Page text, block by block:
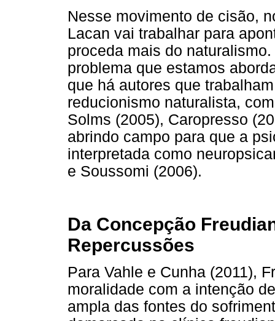
Nesse movimento de cisão,
Lacan vai trabalhar para
proceda mais do
problema que estamos
que há autores que
reducionismo naturalista,
Solms (2005), Caropresso
abrindo campo para que a
interpretada como
e Soussomi (2006).
Da Concepção
Repercussões
Para Vahle e Cunha (2011),
moralidade com a intenção
ampla das fontes do